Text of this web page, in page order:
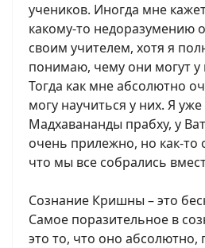
учеников. Иногда мне
какому-то недоразумению
своим учителем, хотя я
понимаю, чему они могут у
Тогда как мне абсолютно
могу научиться у них. Я
Мадхавананды прабху, у
очень прилежно, но как-то
что мы все собрались
Сознание Кришны – это
Самое поразительное в
это то, что оно абсолютно,